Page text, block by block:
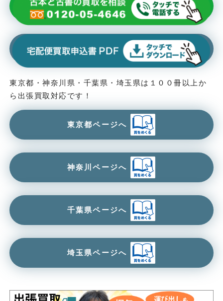
東京都・神奈川県・千葉県・埼玉県は１００冊以上か
ら出張買取対応です！
東京都ページへ
神奈川ページへ
千葉県ページへ
埼玉県ページへ